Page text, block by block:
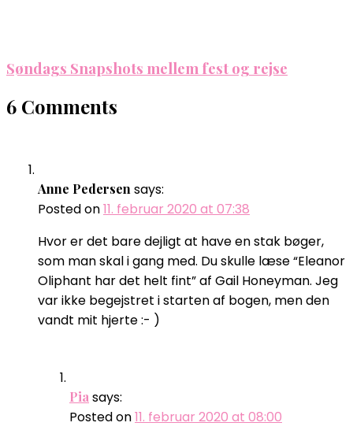
Søndags Snapshots mellem fest og rejse
6 Comments
Anne Pedersensays:
Posted on11. februar 2020 at 07:38
Hvor er det bare dejligt at have en stak bøger,
som man skal i gang med. Du skulle læse “Eleanor
Oliphant har det helt fint” af Gail Honeyman. Jeg
var ikke begejstret i starten af bogen, men den
vandt mit hjerte :- )
Piasays:
Posted on11. februar 2020 at 08:00